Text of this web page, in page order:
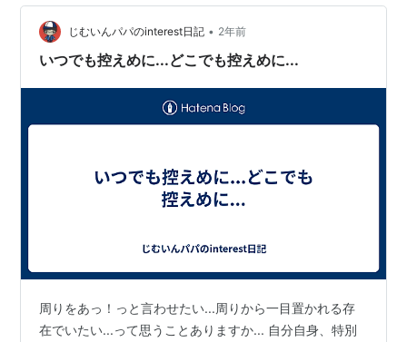
れ、神童とも呼ばれた彼は、医者になることを拒み、詩
の世界に没頭したと記されています。 彼が求めた自然と
は何かは、私には分かりませんが、このフ…
じむいんパパのinterest日記 • 2年前
いつでも控えめに...どこでも控えめに...
周りをあっ！っと言わせたい...周りから一目置かれる存
在でいたい...って思うことありますか... 自分自身、特別